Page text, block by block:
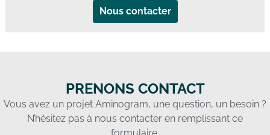
Nous contacter
PRENONS CONTACT
Vous avez un projet Aminogram, une question, un besoin ?
N’hésitez pas à nous contacter en remplissant ce